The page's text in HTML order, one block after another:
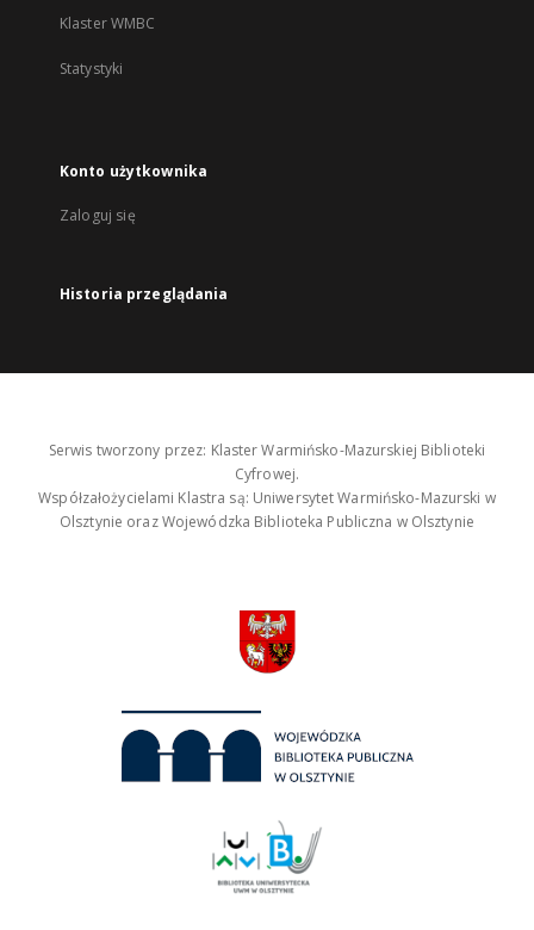
Klaster WMBC
Statystyki
Konto użytkownika
Zaloguj się
Historia przeglądania
Serwis tworzony przez: Klaster Warmińsko-Mazurskiej Biblioteki
Cyfrowej.
Współzałożycielami Klastra są: Uniwersytet Warmińsko-Mazurski w
Olsztynie oraz Wojewódzka Biblioteka Publiczna w Olsztynie